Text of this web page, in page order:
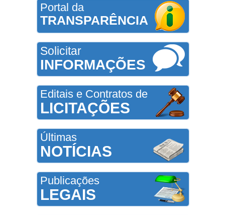
Portal da
TRANSPARÊNCIA
Solicitar
INFORMAÇÕES
Editais e Contratos de
LICITAÇÕES
Últimas
NOTÍCIAS
Publicações
LEGAIS